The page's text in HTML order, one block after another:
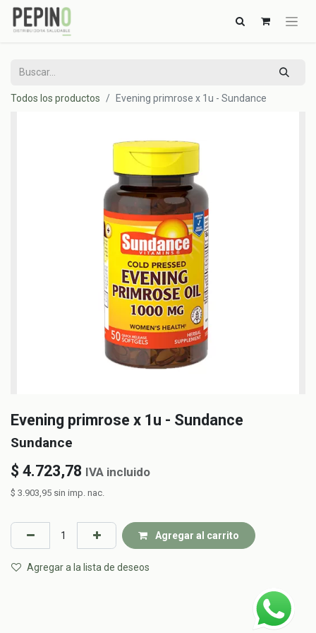
Todos los productos Evening primrose x 1u - Sundance
Evening primrose x 1u - Sundance
Sundance
$ 4.723,78 IVA incluido
$ 3.903,95 sin imp. nac.
Agregar al carrito
Agregar a la lista de deseos